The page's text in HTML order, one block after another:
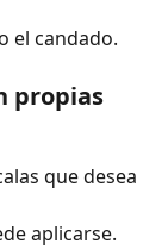
el candado.
propias
que desea
aplicarse.